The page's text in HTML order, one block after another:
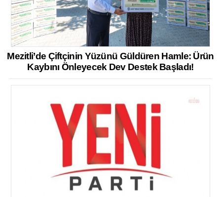
Mezitli’de Çiftçinin Yüzünü Güldüren Hamle: Ürün
Kaybını Önleyecek Dev Destek Başladı!